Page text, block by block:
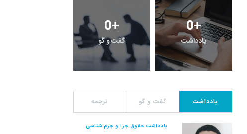
0+
گفت و گو
0+
یادداشت
یادداشت گفت و گو ترجمه
یادداشت حقوق جزا و جرم شناسی